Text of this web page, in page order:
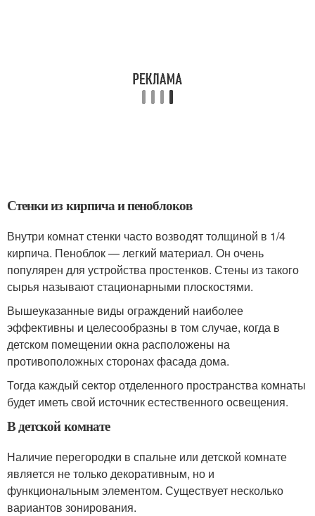
Стенки из кирпича и пеноблоков
Внутри комнат стенки часто возводят толщиной в 1/4
кирпича. Пеноблок — легкий материал. Он очень
популярен для устройства простенков. Стены из такого
сырья называют стационарными плоскостями.
Вышеуказанные виды ограждений наиболее
эффективны и целесообразны в том случае, когда в
детском помещении окна расположены на
противоположных сторонах фасада дома.
Тогда каждый сектор отделенного пространства комнаты
будет иметь свой источник естественного освещения.
В детской комнате
Наличие перегородки в спальне или детской комнате
является не только декоративным, но и
функциональным элементом. Существует несколько
вариантов зонирования.